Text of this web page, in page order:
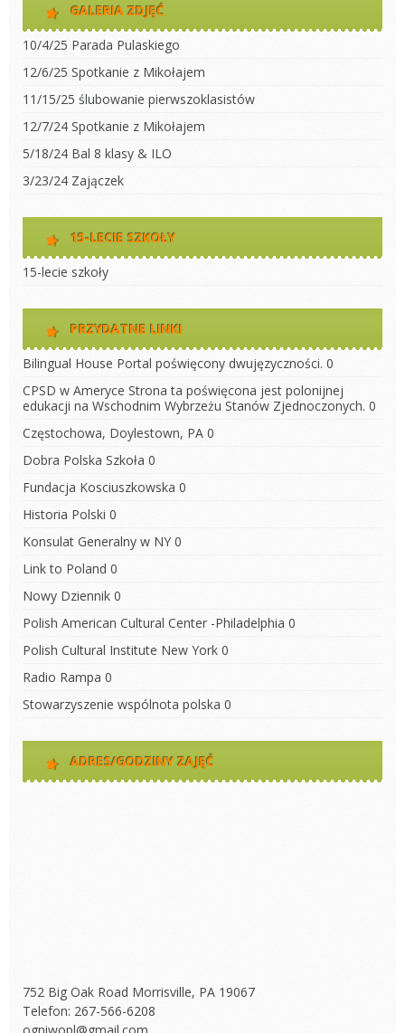
GALERIA ZDJĘĆ
10/4/25 Parada Pulaskiego
12/6/25 Spotkanie z Mikołajem
11/15/25 ślubowanie pierwszoklasistów
12/7/24 Spotkanie z Mikołajem
5/18/24 Bal 8 klasy & ILO
3/23/24 Zajączek
15-LECIE SZKOŁY
15-lecie szkoły
PRZYDATNE LINKI
Bilingual House Portal poświęcony dwujęzyczności. 0
CPSD w Ameryce Strona ta poświęcona jest polonijnej
edukacji na Wschodnim Wybrzeżu Stanów Zjednoczonych. 0
Częstochowa, Doylestown, PA 0
Dobra Polska Szkoła 0
Fundacja Kosciuszkowska 0
Historia Polski 0
Konsulat Generalny w NY 0
Link to Poland 0
Nowy Dziennik 0
Polish American Cultural Center -Philadelphia 0
Polish Cultural Institute New York 0
Radio Rampa 0
Stowarzyszenie wspólnota polska 0
ADRES/GODZINY ZAJĘĆ
752 Big Oak Road Morrisville, PA 19067
Telefon: 267-566-6208
ogniwopl@gmail.com